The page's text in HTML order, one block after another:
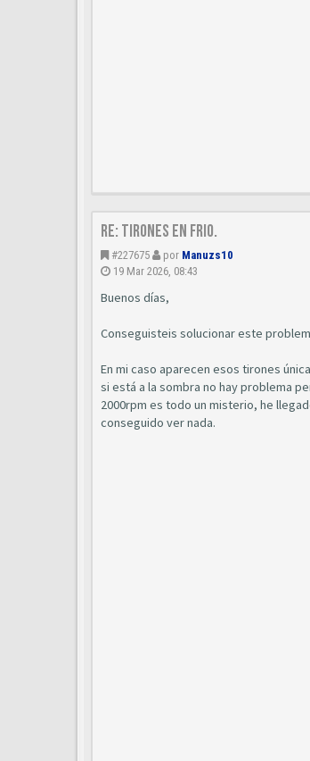
Re: Tirones en frio.
#227675 por Manuzs10
19 Mar 2026, 08:43
Buenos días,
Conseguisteis solucionar este
En mi caso aparecen esos tirones
si está a la sombra no hay problema
2000rpm es todo un misterio, he
conseguido ver nada.